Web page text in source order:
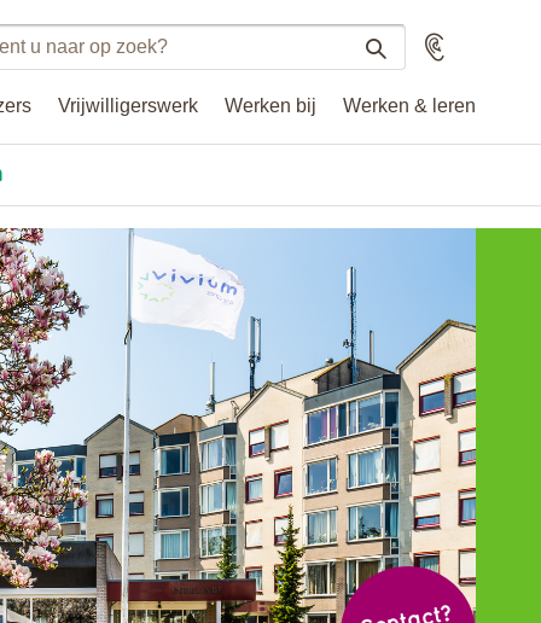
Vrijwilligerswerk Werken bij Werken & leren
Voorlezen